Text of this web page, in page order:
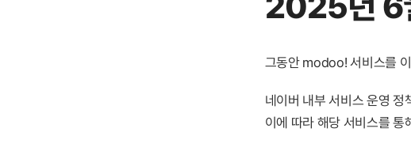
그동안 modoo! 서비스를
네이버 내부 서비스 운영
이에 따라 해당 서비스를